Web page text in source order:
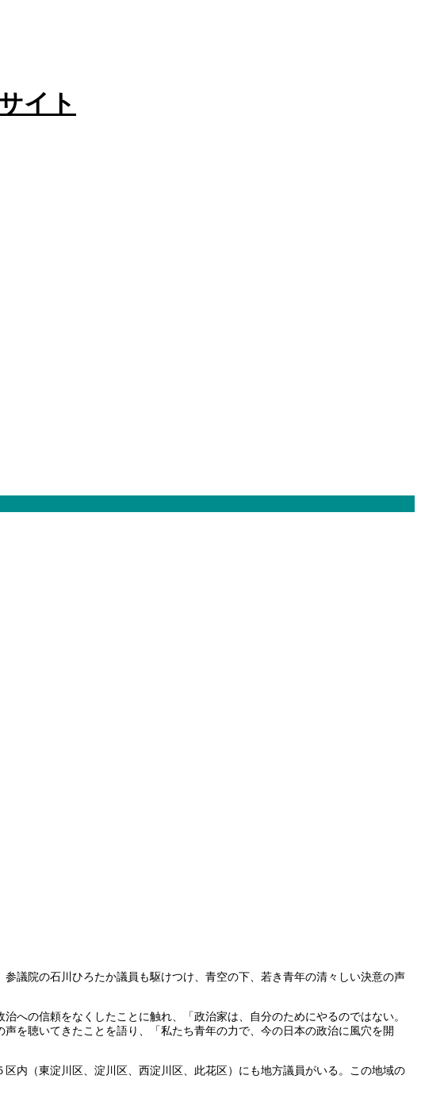
議院の石川ひろたか議員も駆けつけ、青空の下、若き青年の清々しい決意の声
への信頼をなくしたことに触れ、「政治家は、自分のためにやるのではない。
を聴いてきたことを語り、「私たち青年の力で、今の日本の政治に風穴を開
内（東淀川区、淀川区、西淀川区、此花区）にも地方議員がいる。この地域の